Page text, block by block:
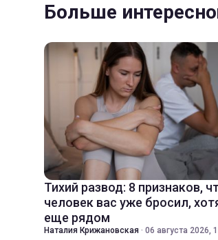
Больше
Тихий развод: 8 признаков,
человек вас уже бросил,
еще рядом
Наталия Крижановская · 06 августа 2026,